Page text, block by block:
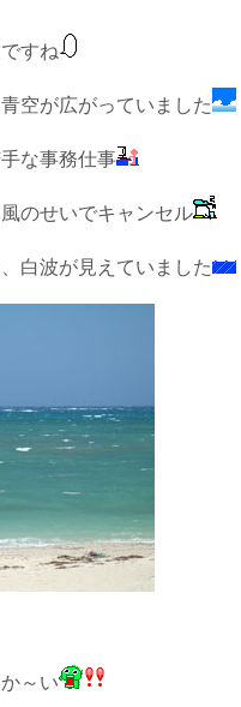
すね
空が広がっていました
な事務仕事
のせいでキャンセル
白波が見えていました
～い